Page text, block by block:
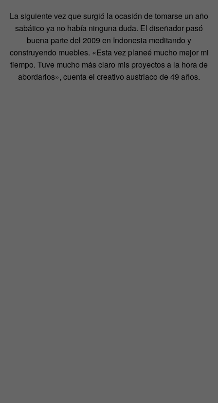
La siguiente vez que surgió la ocasión de tomarse un año
sabático ya no había ninguna duda. El diseñador pasó
buena parte del 2009 en Indonesia meditando y
construyendo muebles. «Esta vez planeé mucho mejor mi
tiempo. Tuve mucho más claro mis proyectos a la hora de
abordarlos», cuenta el creativo austriaco de 49 años.